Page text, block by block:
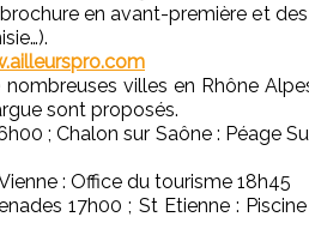
en avant-première et
villes en Rhône
sont proposés.
; Chalon sur Saône : Péage
: Office du tourisme 18h45
17h00 ; St Etienne :